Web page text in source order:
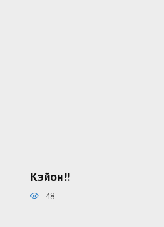
Кэйон!!
48